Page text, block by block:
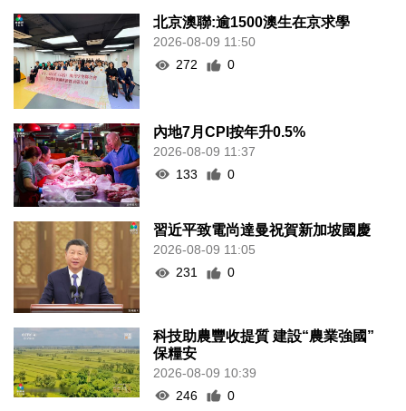
北京澳聯:逾1500澳生在京求學
2026-08-09 11:50
272
0
內地7月CPI按年升0.5%
2026-08-09 11:37
133
0
習近平致電尚達曼祝賀新加坡國慶
2026-08-09 11:05
231
0
科技助農豐收提質 建設“農業強國”
保糧安
2026-08-09 10:39
246
0